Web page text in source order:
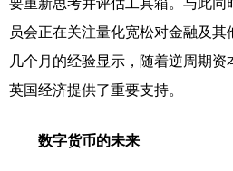
要重新思考并评估工具箱。与此同
员会正在关注量化宽松对金融及
几个月的经验显示，随着逆周期
英国经济提供了重要支持。
数字货币的未来